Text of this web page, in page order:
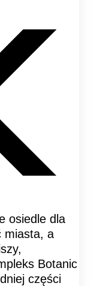
osiedle dla
miasta, a
Botanic
części